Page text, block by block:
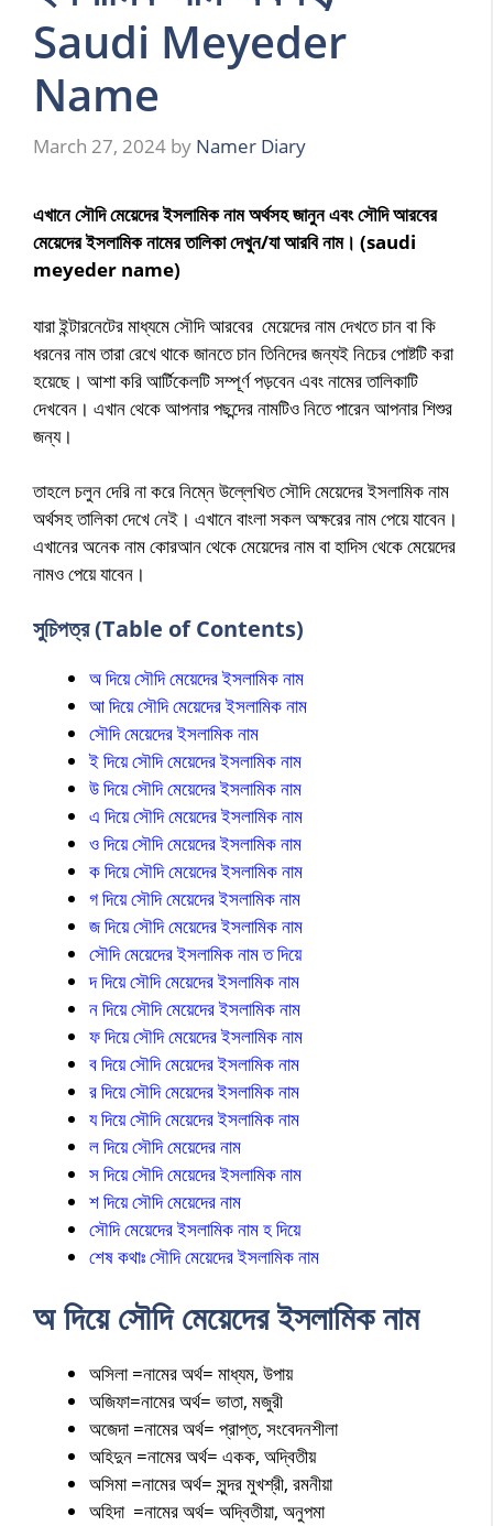
Saudi Meyeder
Name
March 27, 2024 by Namer Diary
এখানে সৌদি মেয়েদের ইসলামিক নাম অর্থসহ জানুন এবং সৌদি আরবের
মেয়েদের ইসলামিক নামের তালিকা দেখুন/যা আরবি নাম। (saudi
meyeder name)
যারা ইন্টারনেটের মাধ্যমে সৌদি আরবের মেয়েদের নাম দেখতে চান বা কি
ধরনের নাম তারা রেখে থাকে জানতে চান তিনিদের জন্যই নিচের পোষ্টটি করা
হয়েছে। আশা করি আর্টিকেলটি সম্পূর্ণ পড়বেন এবং নামের তালিকাটি
দেখবেন। এখান থেকে আপনার পছন্দের নামটিও নিতে পারেন আপনার শিশুর
জন্য।
তাহলে চলুন দেরি না করে নিম্নে উল্লেখিত সৌদি মেয়েদের ইসলামিক নাম
অর্থসহ তালিকা দেখে নেই। এখানে বাংলা সকল অক্ষরের নাম পেয়ে যাবেন।
এখানের অনেক নাম কোরআন থেকে মেয়েদের নাম বা হাদিস থেকে মেয়েদের
নামও পেয়ে যাবেন।
সুচিপত্র (Table of Contents)
অ দিয়ে সৌদি মেয়েদের ইসলামিক নাম
আ দিয়ে সৌদি মেয়েদের ইসলামিক নাম
সৌদি মেয়েদের ইসলামিক নাম
ই দিয়ে সৌদি মেয়েদের ইসলামিক নাম
উ দিয়ে সৌদি মেয়েদের ইসলামিক নাম
এ দিয়ে সৌদি মেয়েদের ইসলামিক নাম
ও দিয়ে সৌদি মেয়েদের ইসলামিক নাম
ক দিয়ে সৌদি মেয়েদের ইসলামিক নাম
গ দিয়ে সৌদি মেয়েদের ইসলামিক নাম
জ দিয়ে সৌদি মেয়েদের ইসলামিক নাম
সৌদি মেয়েদের ইসলামিক নাম ত দিয়ে
দ দিয়ে সৌদি মেয়েদের ইসলামিক নাম
ন দিয়ে সৌদি মেয়েদের ইসলামিক নাম
ফ দিয়ে সৌদি মেয়েদের ইসলামিক নাম
ব দিয়ে সৌদি মেয়েদের ইসলামিক নাম
র দিয়ে সৌদি মেয়েদের ইসলামিক নাম
য দিয়ে সৌদি মেয়েদের ইসলামিক নাম
ল দিয়ে সৌদি মেয়েদের নাম
স দিয়ে সৌদি মেয়েদের ইসলামিক নাম
শ দিয়ে সৌদি মেয়েদের নাম
সৌদি মেয়েদের ইসলামিক নাম হ দিয়ে
শেষ কথাঃ সৌদি মেয়েদের ইসলামিক নাম
অ দিয়ে সৌদি মেয়েদের ইসলামিক নাম
অসিলা =নামের অর্থ= মাধ্যম, উপায়
অজিফা=নামের অর্থ= ভাতা, মজুরী
অজেদা =নামের অর্থ= প্রাপ্ত, সংবেদনশীলা
অহিদুন =নামের অর্থ= একক, অদ্বিতীয়
অসিমা =নামের অর্থ= সুন্দর মুখশ্রী, রমনীয়া
অহিদা =নামের অর্থ= অদ্বিতীয়া, অনুপমা